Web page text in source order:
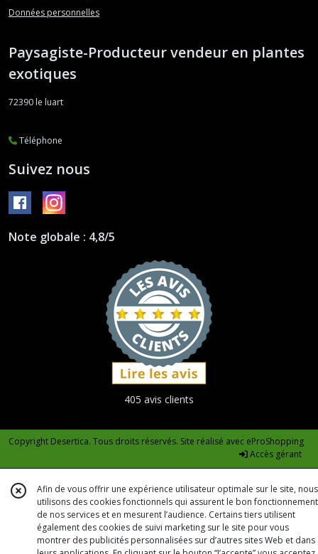
Données personnelles
Paysagiste-Producteur vendeur en plantes
exotiques
72390 le luart
Téléphone
Suivez nous
Note globale : 4,8/5
405 avis clients
Copyright Desertica. Tous droits réservés. Site réalisé avec eProShopping
Accès gérant
Afin de vous offrir une expérience utilisateur optimale sur le site, nous
utilisons des cookies fonctionnels qui assurent le bon fonctionnement
de nos services et en mesurent l’audience. Certains tiers utilisent
également des cookies de suivi marketing sur le site pour vous
montrer des publicités personnalisées sur d’autres sites Web et dans